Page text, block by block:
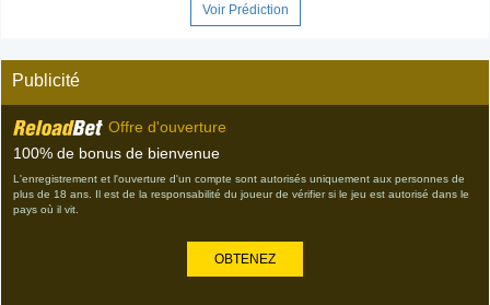
Voir Prédiction
Publicité
Offre d'ouverture
100% de bonus de bienvenue
L'enregistrement et l'ouverture d'un compte sont autorisés uniquement aux personnes de
plus de 18 ans. Il est de la responsabilité du joueur de vérifier si le jeu est autorisé dans le
pays où il vit.
OBTENEZ